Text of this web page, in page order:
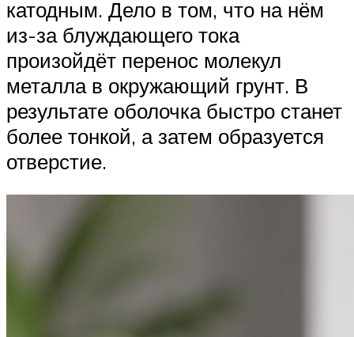
катодным. Дело в том, что на нём
из-за блуждающего тока
произойдёт перенос молекул
металла в окружающий грунт. В
результате оболочка быстро станет
более тонкой, а затем образуется
отверстие.